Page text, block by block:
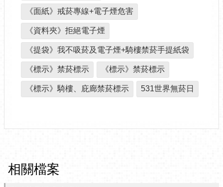
《面紙》戒菸專線+電子煙危害
《資料夾》拒絕電子煙
《提袋》我不吸菸及電子煙+騎樓禁菸手提紙袋
《標示》禁菸標示 《標示》禁菸標示
《標示》騎樓、庇廊禁菸標示 531世界無菸日
相關檔案